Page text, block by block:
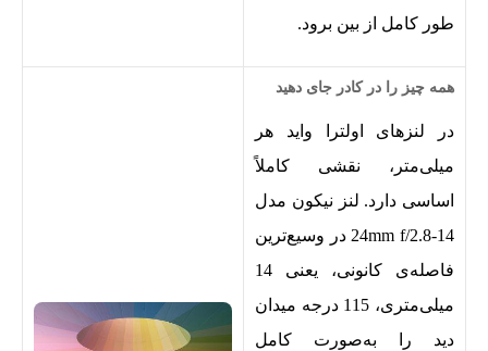
طور کامل از بین برود.
همه چیز را در کادر جای دهید
در لنزهای اولترا واید هر
میلی‌متر، نقشی کاملاً
اساسی دارد. لنز نیکون مدل
14-24mm f/2.8 در وسیع‌ترین
فاصله‌ی کانونی، یعنی 14
میلی‌متری، 115 درجه میدان
دید را به‌صورت کامل